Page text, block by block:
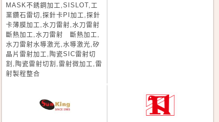
MASK不銹鋼加工,SISLOT,工
業鑽石雷切,探針卡PI加工,探針
卡薄膜加工,水刀雷射,水刀雷射
斷熱加工,水刀雷射 斷熱加工,
水刀雷射水導激光,水導激光,矽
晶片雷射加工,陶瓷SIC雷射切
割,陶瓷雷射切割,雷射微加工,雷
射製程整合